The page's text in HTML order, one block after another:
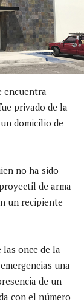
encuentra
privado de la
domicilio de
no ha sido
de arma
un recipiente
once de la
una
de un
con el número